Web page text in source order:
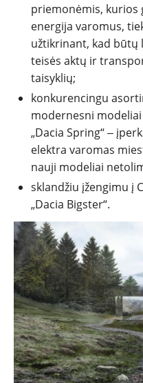
priemonėmis,
energija varomus,
užtikrinant, kad būtų
teisės aktų ir
taisyklių;
konkurencingu
modernesni modeliai
„Dacia Spring“ ‒
elektra varomas
nauji modeliai
sklandžiu įžengimu į
„Dacia Bigster“.